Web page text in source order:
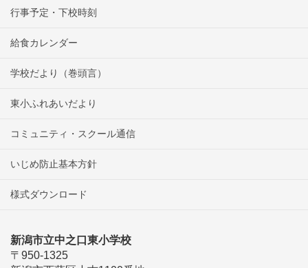
行事予定・下校時刻
給食カレンダー
学校だより（巻頭言）
東小ふれあいだより
コミュニティ・スクール通信
いじめ防止基本方針
様式ダウンロード
新潟市立中之口東小学校
〒950-1325